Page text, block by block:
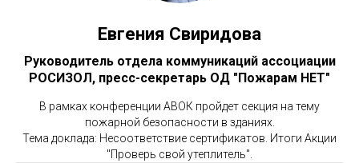
Евгения Свиридова
Руководитель отдела коммуникаций ассоциации
РОСИЗОЛ, пресс-секретарь ОД "Пожарам НЕТ"
В рамках конференции АВОК пройдет секция на тему
пожарной безопасности в зданиях.
Тема доклада: Несоответствие сертификатов. Итоги Акции
"Проверь свой утеплитель".